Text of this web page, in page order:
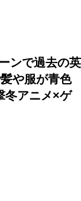
ンで過去の英
や服が青色
冬アニメ×ゲ